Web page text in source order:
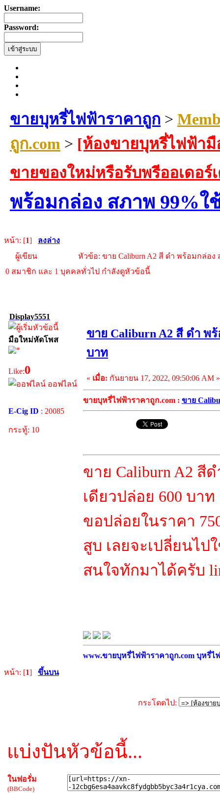
Username:
Password:
ขายบุหรี่ไฟฟ้าราคาถูก >
ถูก.com> [ห้องขายบุหรี่ไฟฟ้ามื
ขายของใหม่หรือรับพรีออเดอร์
พร้อมกล่อง สภาพ 99%ใ
หน้า: [1] ลงล่าง
ผู้เขียน
หัวข้อ: ขาย Caliburn A2 สี ดำ พร้อมกล่อง
0 สมาชิก และ 1 บุคคลทั่วไป กำลังดูหัวข้อนี้
Display5551
มือใหม่หัดโพส
Like:0
ออฟไลน์
E-Cig ID : 20085
กระทู้: 10
ขาย Caliburn A2 สี ดำ พ
บาท
« เมื่อ: กันยายน 17, 2022, 09:50:06 AM »
ขายบุหรี่ไฟฟ้าราคาถูก.com : ขาย
ขาย Caliburn A2 สี
เดียวปล่อย 600 บ
ขอปล่อยในราคา
สูบ เลยจะเปลี่ยนไป
สนใจทักมาได้ครับ
www.ขายบุหรี่ไฟฟ้าราคาถูก.com บุหรี่ไ
หน้า: [1] ขึ้นบน
กระโดดไป:
แบ่งปันหัวข้อนี้...
ในฟอรั่ม
(BBCode)